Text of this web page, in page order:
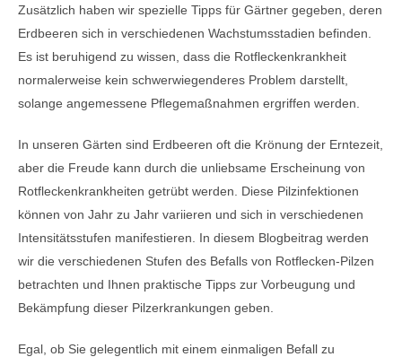
Zusätzlich haben wir spezielle Tipps für Gärtner gegeben, deren
Erdbeeren sich in verschiedenen Wachstumsstadien befinden.
Es ist beruhigend zu wissen, dass die Rotfleckenkrankheit
normalerweise kein schwerwiegenderes Problem darstellt,
solange angemessene Pflegemaßnahmen ergriffen werden.
In unseren Gärten sind Erdbeeren oft die Krönung der Erntezeit,
aber die Freude kann durch die unliebsame Erscheinung von
Rotfleckenkrankheiten getrübt werden. Diese Pilzinfektionen
können von Jahr zu Jahr variieren und sich in verschiedenen
Intensitätsstufen manifestieren. In diesem Blogbeitrag werden
wir die verschiedenen Stufen des Befalls von Rotflecken-Pilzen
betrachten und Ihnen praktische Tipps zur Vorbeugung und
Bekämpfung dieser Pilzerkrankungen geben.
Egal, ob Sie gelegentlich mit einem einmaligen Befall zu